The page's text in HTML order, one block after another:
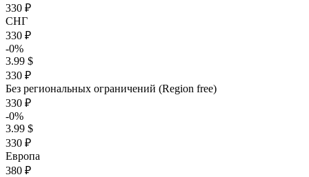
330 ₽
СНГ
330 ₽
-0%
3.99 $
330 ₽
Без региональных ограничений (Region free)
330 ₽
-0%
3.99 $
330 ₽
Европа
380 ₽